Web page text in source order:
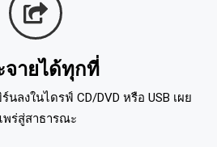
จายได้ทุกที่
นลงในไดรฟ์ CD/DVD หรือ USB เผย
พร่สู่สาธารณะ